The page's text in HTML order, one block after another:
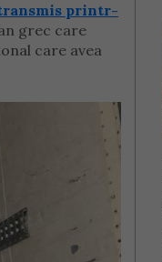
printr-
grec care
care avea